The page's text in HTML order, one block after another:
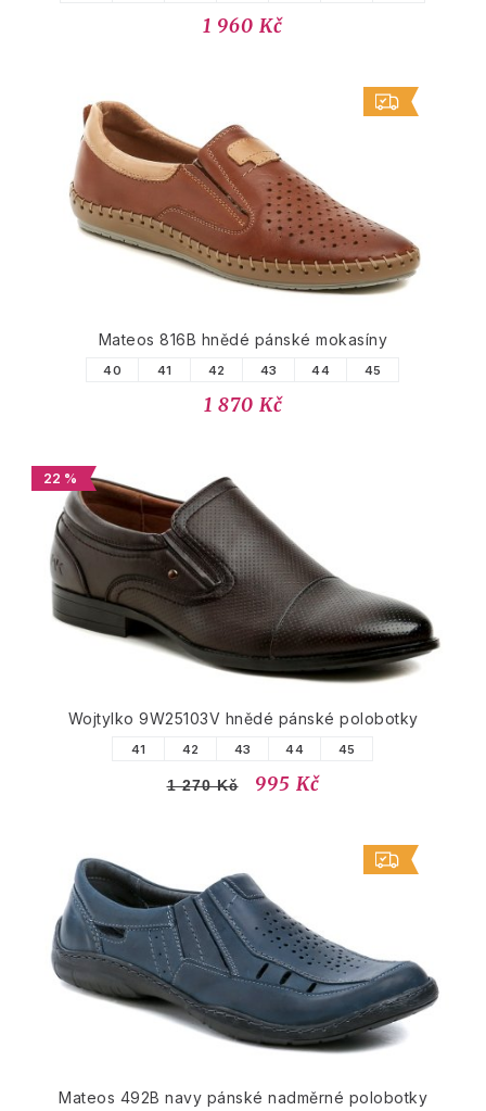
1 960 Kč
Mateos 816B hnědé pánské mokasíny
40 41 42 43 44 45
1 870 Kč
22 %
Wojtylko 9W25103V hnědé pánské polobotky
41 42 43 44 45
1 270 Kč 995 Kč
Mateos 492B navy pánské nadměrné polobotky